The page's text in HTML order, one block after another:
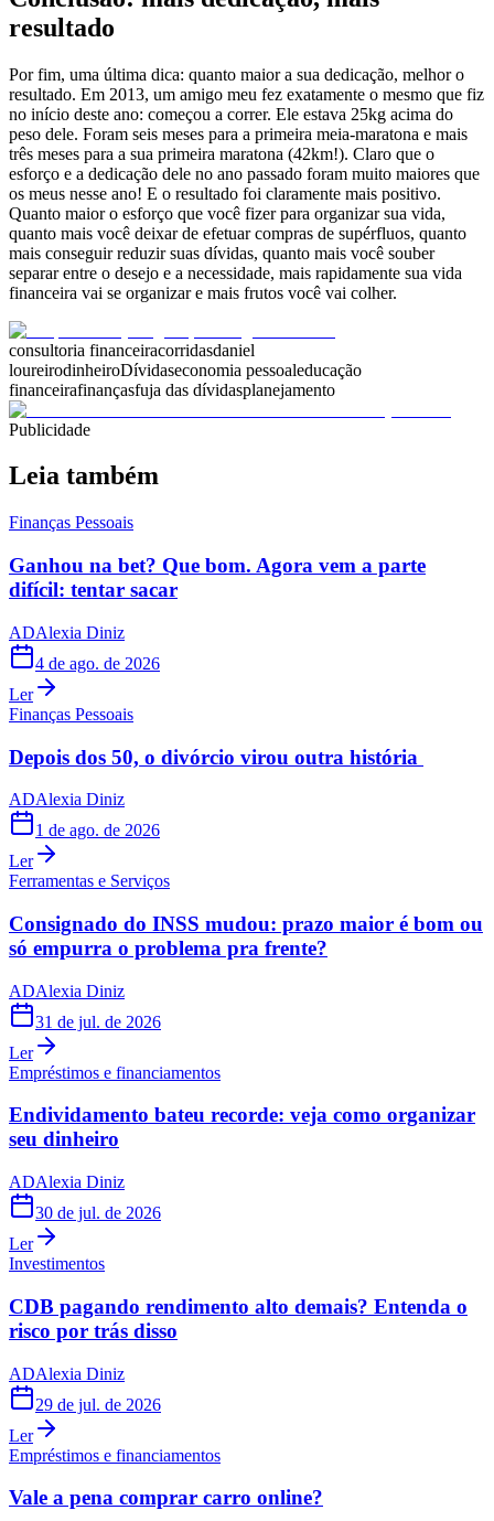
resultado
Por fim, uma última dica: quanto maior a sua dedicação, melhor o
resultado. Em 2013, um amigo meu fez exatamente o mesmo que fiz
no início deste ano: começou a correr. Ele estava 25kg acima do
peso dele. Foram seis meses para a primeira meia-maratona e mais
três meses para a sua primeira maratona (42km!). Claro que o
esforço e a dedicação dele no ano passado foram muito maiores que
os meus nesse ano! E o resultado foi claramente mais positivo.
Quanto maior o esforço que você fizer para organizar sua vida,
quanto mais você deixar de efetuar compras de supérfluos, quanto
mais conseguir reduzir suas dívidas, quanto mais você souber
separar entre o desejo e a necessidade, mais rapidamente sua vida
financeira vai se organizar e mais frutos você vai colher.
consultoria financeiracorridasdaniel
loureirodinheiroDívidaseconomia pessoaleducação
financeirafinançasfuja das dívidasplanejamento
Publicidade
Leia também
Finanças Pessoais
Ganhou na bet? Que bom. Agora vem a parte
difícil: tentar sacar
ADAlexia Diniz
4 de ago. de 2026
Ler
Finanças Pessoais
Depois dos 50, o divórcio virou outra história
ADAlexia Diniz
1 de ago. de 2026
Ler
Ferramentas e Serviços
Consignado do INSS mudou: prazo maior é bom ou
só empurra o problema pra frente?
ADAlexia Diniz
31 de jul. de 2026
Ler
Empréstimos e financiamentos
Endividamento bateu recorde: veja como organizar
seu dinheiro
ADAlexia Diniz
30 de jul. de 2026
Ler
Investimentos
CDB pagando rendimento alto demais? Entenda o
risco por trás disso
ADAlexia Diniz
29 de jul. de 2026
Ler
Empréstimos e financiamentos
Vale a pena comprar carro online?